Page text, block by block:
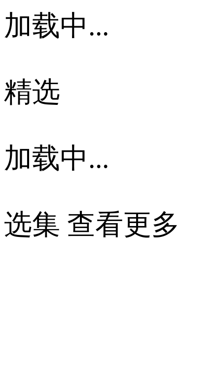
加载中...
精选
加载中...
选集 查看更多